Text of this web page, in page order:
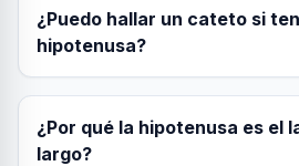
¿Puedo hallar un cateto si
hipotenusa?
¿Por qué la hipotenusa es el
largo?